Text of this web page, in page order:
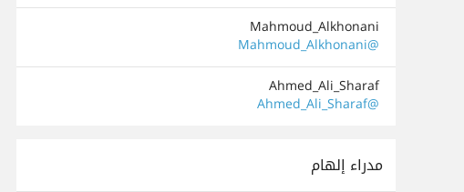
Mahmoud_Alkhonani
@Mahmoud_Alkhonani
Ahmed_Ali_Sharaf
@Ahmed_Ali_Sharaf
مدراء إلهام